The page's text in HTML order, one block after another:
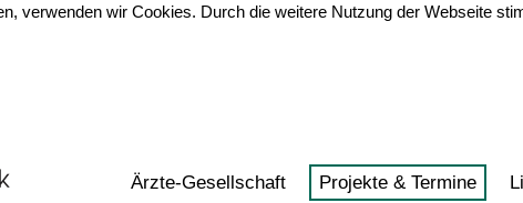
verwenden wir Cookies. Durch die weitere Nutzung der Webseite
Ärzte-Gesellschaft Projekte & Termine